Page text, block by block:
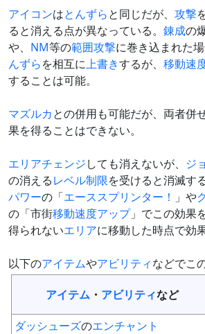
アイコンはとんずらと同じだが、 攻撃
ると消える点が異なっている。 錬成の
や、 NM等の範囲攻撃に巻き込まれた場
んずらを相互に上書きするが、 移動速
することは可能。
マズルカとの併用も可能だが、両者併
果を得ることはできない。
エリアチェンジしても消えないが、 ジ
の消えるレベル制限を受けると消滅す
パワーの「エーススプリンター！ 」や
の「市街移動速度アップ」でこの効果
得られないエリアに移動した時点で効
以下のアイテムやアビリティなどでこ
アイテム ・ アビリティなど
ダッシューズのエンチャント